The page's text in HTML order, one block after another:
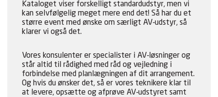
Kataloget viser forskelligt standardudstyr, men vi
kan selvfølgelig meget mere end det! Så har du et
større event med ønske om særligt AV-udstyr, så
klarer vi også det.
Vores konsulenter er specialister i AV-løsninger og
står altid til rådighed med råd og vejledning i
forbindelse med planlægningen af dit arrangement.
Og hvis du ønsker det, så er vores teknikere klar til
at levere, opsætte og afprøve AV-udstyret samt